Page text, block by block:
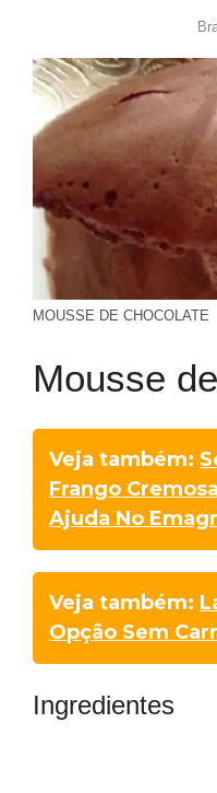
MOUSSE DE CHOCOLATE
Mousse
Veja também:
Frango
Ajuda No
Veja também:
Opção Sem
Ingredientes